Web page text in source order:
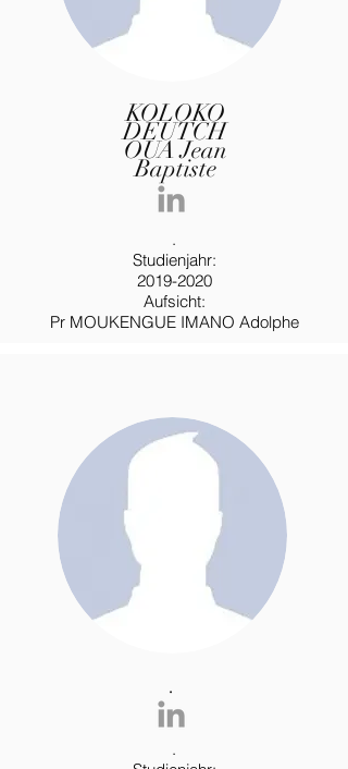
KOLOKO
DEUTCH
OUA Jean
Baptiste
.
Studienjahr:
2019-2020
Aufsicht:
Pr MOUKENGUE IMANO Adolphe
.
.